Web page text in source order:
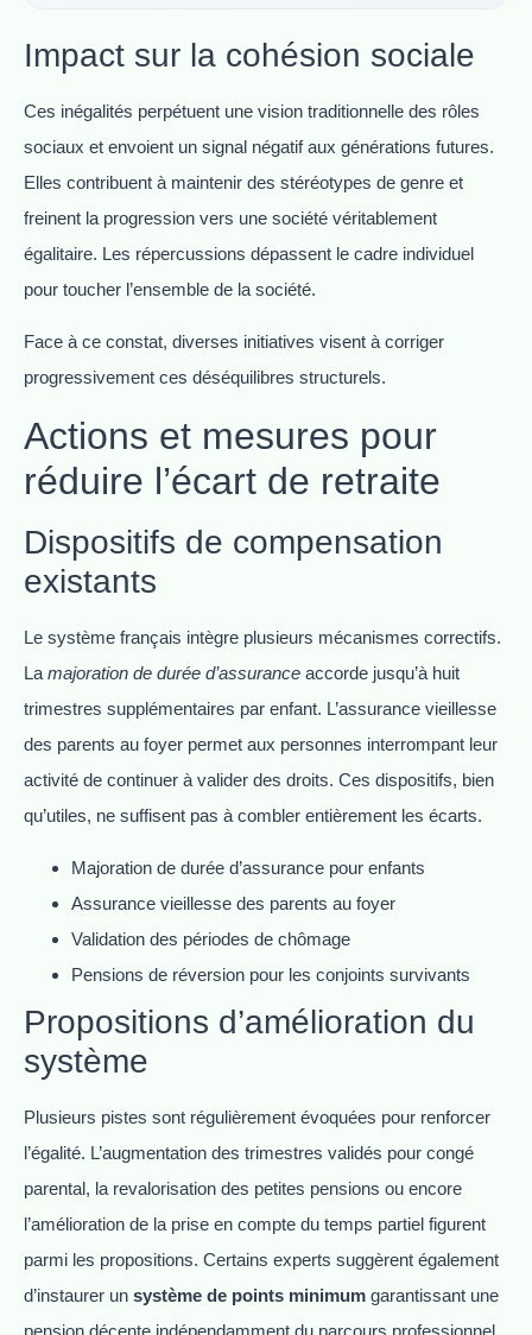
Impact sur la cohésion sociale
Ces inégalités perpétuent une vision traditionnelle des rôles
sociaux et envoient un signal négatif aux générations futures.
Elles contribuent à maintenir des stéréotypes de genre et
freinent la progression vers une société véritablement
égalitaire. Les répercussions dépassent le cadre individuel
pour toucher l’ensemble de la société.
Face à ce constat, diverses initiatives visent à corriger
progressivement ces déséquilibres structurels.
Actions et mesures pour
réduire l’écart de retraite
Dispositifs de compensation
existants
Le système français intègre plusieurs mécanismes correctifs.
La majoration de durée d’assurance accorde jusqu’à huit
trimestres supplémentaires par enfant. L’assurance vieillesse
des parents au foyer permet aux personnes interrompant leur
activité de continuer à valider des droits. Ces dispositifs, bien
qu’utiles, ne suffisent pas à combler entièrement les écarts.
Majoration de durée d’assurance pour enfants
Assurance vieillesse des parents au foyer
Validation des périodes de chômage
Pensions de réversion pour les conjoints survivants
Propositions d’amélioration du
système
Plusieurs pistes sont régulièrement évoquées pour renforcer
l’égalité. L’augmentation des trimestres validés pour congé
parental, la revalorisation des petites pensions ou encore
l’amélioration de la prise en compte du temps partiel figurent
parmi les propositions. Certains experts suggèrent également
d’instaurer un système de points minimum garantissant une